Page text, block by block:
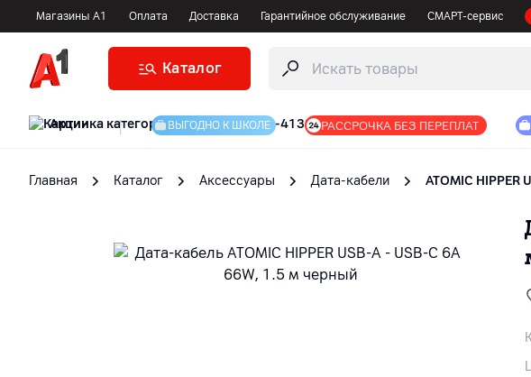
Магазины А1 Оплата Доставка Гарантийное обслуживание СМАРТ-сервис
Каталог
Акции | ВЫГОДНО К ШКОЛЕ РАССРОЧКА БЕЗ ПЕРЕПЛАТ
Главная Каталог Аксессуары Дата-кабели ATOMIC HIPPER